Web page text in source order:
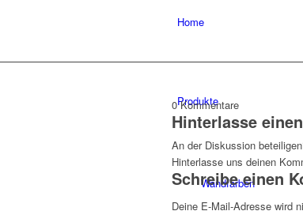
Home
Produkte
Wandfarben
0 Kommentare
Hinterlasse
An der Diskussion
Hinterlasse uns deinen
Schreibe einen
Deine E-Mail-Adresse wird